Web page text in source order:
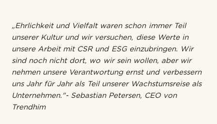
„Ehrlichkeit und Vielfalt waren schon immer Teil
unserer Kultur und wir versuchen, diese Werte in
unsere Arbeit mit CSR und ESG einzubringen. Wir
sind noch nicht dort, wo wir sein wollen, aber wir
nehmen unsere Verantwortung ernst und verbessern
uns Jahr für Jahr als Teil unserer Wachstumsreise als
Unternehmen."- Sebastian Petersen, CEO von
Trendhim